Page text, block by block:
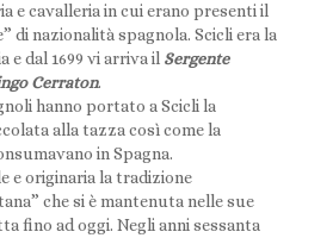
e cavalleria in cui erano presenti il
di nazionalità spagnola. Scicli era la
e dal 1699 vi arriva il Sergente
Cerraton.
hanno portato a Scicli la
alla tazza così come la
in Spagna.
e originaria la tradizione
che si è mantenuta nelle sue
fino ad oggi. Negli anni sessanta